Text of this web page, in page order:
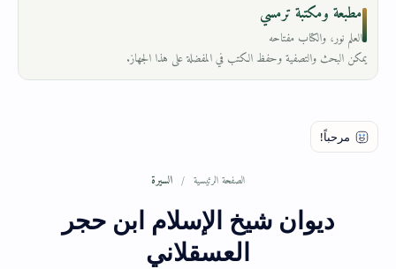
مطبعة ومكتبة ترمسي
العلم نور، والكتاب مفتاحه
يمكن البحث والتصفية وحفظ الكتب في المفضلة على هذا الجهاز.
الصفحة الرئيسية السيرة
ديوان شيخ الإسلام ابن حجر
العسقلاني